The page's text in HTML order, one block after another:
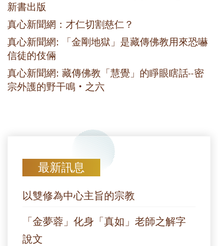
新書出版
真心新聞網：才仁切割慈仁？
真心新聞網: 「金剛地獄」是藏傳佛教用來恐嚇
信徒的伎倆
真心新聞網: 藏傳佛教「慧覺」的睜眼瞎話--密
宗外護的野干鳴‧之六
最新訊息
以雙修為中心主旨的宗教
「金夢蓉」化身「真如」老師之解字
說文